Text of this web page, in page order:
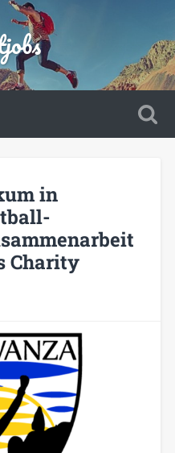
in
Charity